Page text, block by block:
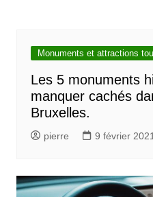
Monuments et attractions
Les 5 monuments
manquer cachés
Bruxelles.
pierre 9 février 2021